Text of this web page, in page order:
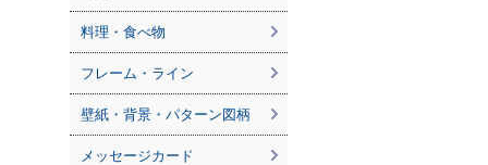
料理・食べ物
フレーム・ライン
壁紙・背景・パターン図柄
メッセージカード